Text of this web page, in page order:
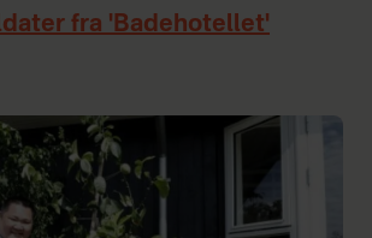
fra 'Badehotellet'